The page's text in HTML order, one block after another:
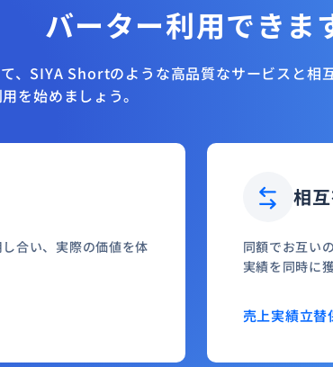
バーター利用できま
、SIYA Shortのような高品質なサービスと相
を始めましょう。
合い、実際の価値を体
相
同額でお互い
実績を同時に
売上実績立替